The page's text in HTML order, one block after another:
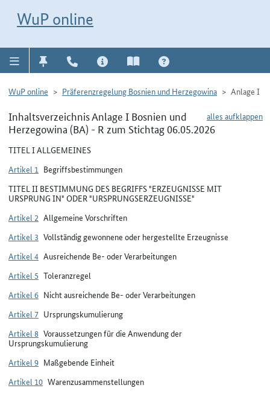
WuP online
WuP online Präferenzregelung Bosnien und Herzegowina Anlage I
alles aufklappen
Inhaltsverzeichnis Anlage I Bosnien und
Herzegowina (BA) - R zum Stichtag 06.05.2026
TITEL I ALLGEMEINES
Artikel 1 Begriffsbestimmungen
TITEL II BESTIMMUNG DES BEGRIFFS "ERZEUGNISSE MIT
URSPRUNG IN" ODER "URSPRUNGSERZEUGNISSE"
Artikel 2 Allgemeine Vorschriften
Artikel 3 Vollständig gewonnene oder hergestellte Erzeugnisse
Artikel 4 Ausreichende Be- oder Verarbeitungen
Artikel 5 Toleranzregel
Artikel 6 Nicht ausreichende Be- oder Verarbeitungen
Artikel 7 Ursprungskumulierung
Artikel 8 Voraussetzungen für die Anwendung der
Ursprungskumulierung
Artikel 9 Maßgebende Einheit
Artikel 10 Warenzusammenstellungen